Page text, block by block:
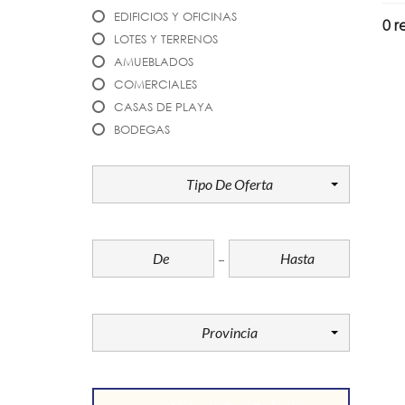
EDIFICIOS Y OFICINAS
LOTES Y TERRENOS
AMUEBLADOS
COMERCIALES
CASAS DE PLAYA
BODEGAS
Tipo De Oferta
Provincia
0